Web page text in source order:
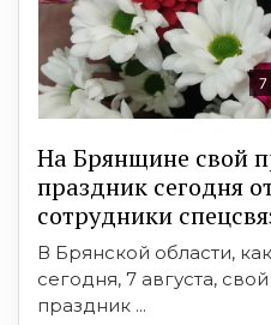
7
На Брянщине свой
праздник сегодня
сотрудники
В Брянской области,
сегодня, 7 августа,
праздник ...